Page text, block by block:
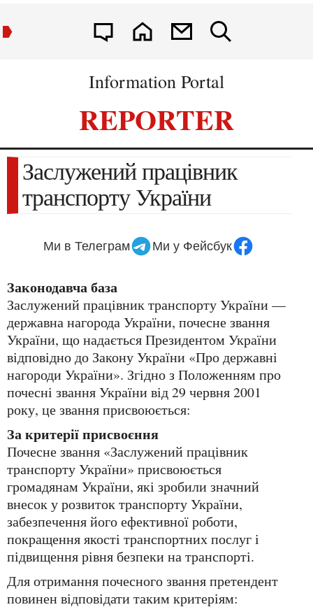
Information Portal
REPORTER
Заслужений працівник
транспорту України
Ми в Телеграм Ми у Фейсбук
Законодавча база
Заслужений працівник транспорту України —
державна нагорода України, почесне звання
України, що надається Президентом України
відповідно до Закону України «Про державні
нагороди України». Згідно з Положенням про
почесні звання України від 29 червня 2001
року, це звання присвоюється:
За критерії присвоєння
Почесне звання «Заслужений працівник
транспорту України» присвоюється
громадянам України, які зробили значний
внесок у розвиток транспорту України,
забезпечення його ефективної роботи,
покращення якості транспортних послуг і
підвищення рівня безпеки на транспорті.
Для отримання почесного звання претендент
повинен відповідати таким критеріям: